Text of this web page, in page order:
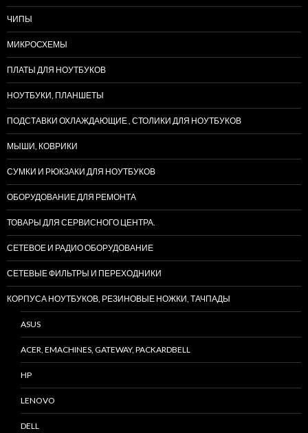
ЧИПЫ
МИКРОСХЕМЫ
ПЛАТЫ ДЛЯ НОУТБУКОВ
НОУТБУКИ, ПЛАНШЕТЫ
ПОДСТАВКИ ОХЛАЖДАЮЩИЕ , СТОЛИКИ ДЛЯ НОУТБУКОВ
МЫШИ, КОВРИКИ
СУМКИ И РЮКЗАКИ ДЛЯ НОУТБУКОВ
ОБОРУДОВАНИЕ ДЛЯ РЕМОНТА
ТОВАРЫ ДЛЯ СЕРВИСНОГО ЦЕНТРА.
СЕТЕВОЕ И РАДИО ОБОРУДОВАНИЕ
СЕТЕВЫЕ ФИЛЬТРЫ И ПЕРЕХОДНИКИ
КОРПУСА НОУТБУКОВ, РЕЗИНОВЫЕ НОЖКИ, ТАЧПАДЫ
ASUS
ACER, EMACHINES, GATEWAY, PACKARDBELL
HP
LENOVO
DELL